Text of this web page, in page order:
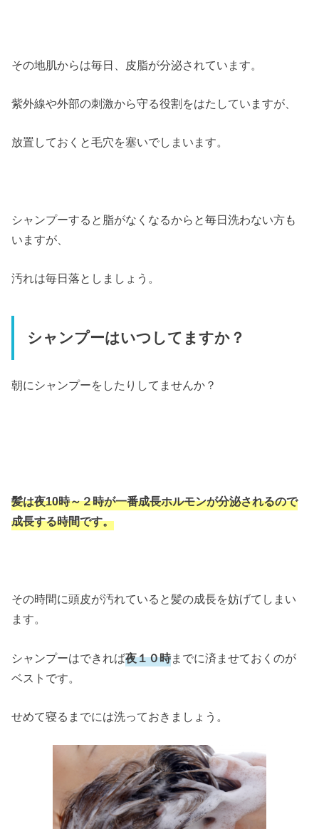
その地肌からは毎日、皮脂が分泌されています。
紫外線や外部の刺激から守る役割をはたしていますが、
放置しておくと毛穴を塞いでしまいます。
シャンプーすると脂がなくなるからと毎日洗わない方も
いますが、
汚れは毎日落としましょう。
シャンプーはいつしてますか？
朝にシャンプーをしたりしてませんか？
髪は夜10時～２時が一番成長ホルモンが分泌されるので
成長する時間です。
その時間に頭皮が汚れていると髪の成長を妨げてしまい
ます。
シャンプーはできれば夜１０時までに済ませておくのが
ベストです。
せめて寝るまでには洗っておきましょう。